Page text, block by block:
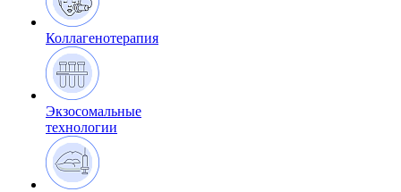
Коллагенотерапия
Экзосомальные
технологии